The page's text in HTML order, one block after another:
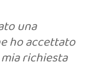
una
ho accettato
richiesta